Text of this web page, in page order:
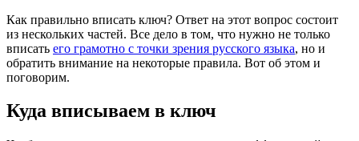
Как правильно вписать ключ? Ответ на этот вопрос состоит
из нескольких частей. Все дело в том, что нужно не только
вписать его грамотно с точки зрения русского языка, но и
обратить внимание на некоторые правила. Вот об этом и
поговорим.
Куда вписываем в ключ